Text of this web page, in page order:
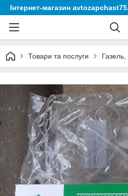
Інтернет-магазин
Товари та послуги